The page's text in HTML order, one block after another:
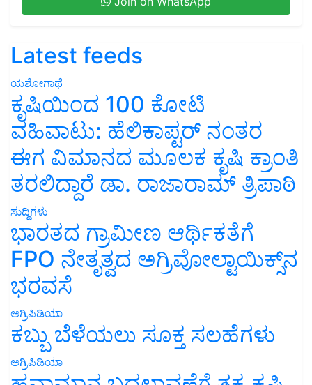
Latest feeds
ಯಶೋಗಾಥೆ
ಕೃಷಿಯಿಂದ 100 ಕೋಟಿ
ವಹಿವಾಟು: ಹೆಲಿಕಾಪ್ಟರ್ ನಂತರ
ಈಗ ವಿಮಾನದ ಮೂಲಕ ಕೃಷಿ ಕ್ರಾಂತಿ
ತರಲಿದ್ದಾರೆ ಡಾ. ರಾಜಾರಾಮ್ ತ್ರಿಪಾಠಿ
ಸುದ್ದಿಗಳು
ಭಾರತದ ಗ್ರಾಮೀಣ ಆರ್ಥಿಕತೆಗೆ
FPO ನೇತೃತ್ವದ ಅಗ್ರಿವೋಲ್ಟಾಯಿಕ್ಸ್‌ನ
ಭರವಸೆ
ಅಗ್ರಿಪಿಡಿಯಾ
ಕಬ್ಬು ಬೆಳೆಯಲು ಸೂಕ್ತ ಸಲಹೆಗಳು
ಅಗ್ರಿಪಿಡಿಯಾ